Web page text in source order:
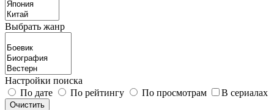
Выбрать жанр
Настройки поиска
По дате
По рейтингу По просмотрам В сериалах